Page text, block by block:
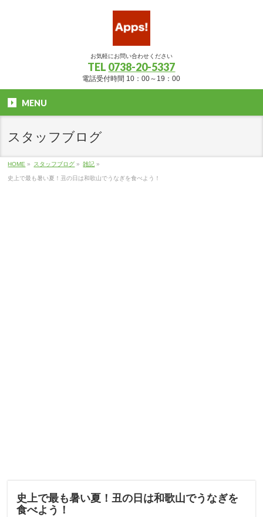
お気軽にお問い合わせください
TEL 0738-20-5337
電話受付時間 10：00～19：00
MENU
スタッフブログ
HOME » スタッフブログ » 雑記 »
史上で最も暑い夏！丑の日は和歌山でうなぎを食べよう！
史上で最も暑い夏！丑の日は和歌山でうなぎを
食べよう！